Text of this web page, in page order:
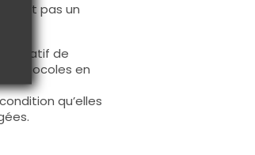
pas un
de
protocoles en
qu’elles